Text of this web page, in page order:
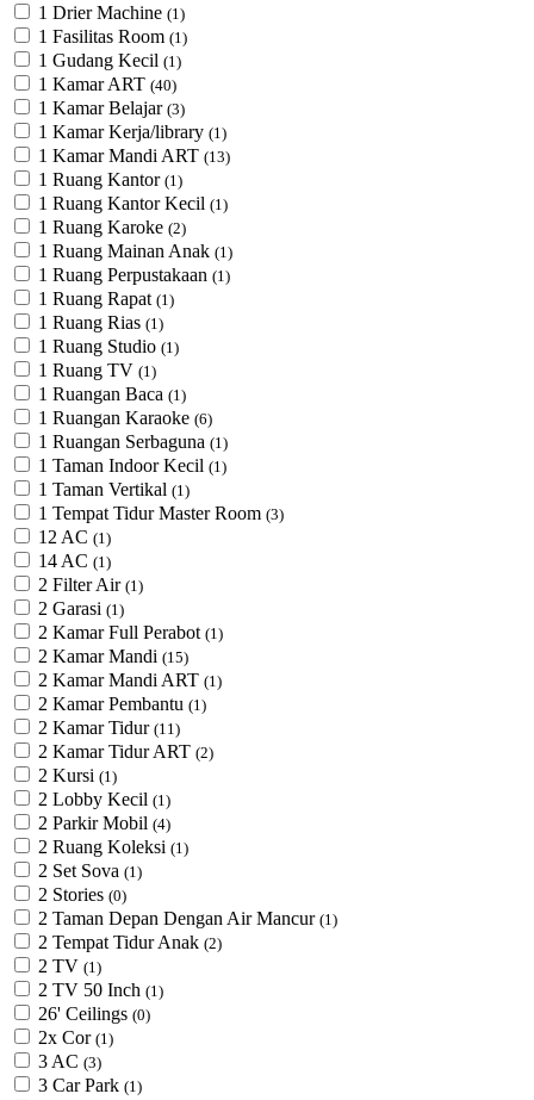
1 Drier Machine (1)
1 Fasilitas Room (1)
1 Gudang Kecil (1)
1 Kamar ART (40)
1 Kamar Belajar (3)
1 Kamar Kerja/library (1)
1 Kamar Mandi ART (13)
1 Ruang Kantor (1)
1 Ruang Kantor Kecil (1)
1 Ruang Karoke (2)
1 Ruang Mainan Anak (1)
1 Ruang Perpustakaan (1)
1 Ruang Rapat (1)
1 Ruang Rias (1)
1 Ruang Studio (1)
1 Ruang TV (1)
1 Ruangan Baca (1)
1 Ruangan Karaoke (6)
1 Ruangan Serbaguna (1)
1 Taman Indoor Kecil (1)
1 Taman Vertikal (1)
1 Tempat Tidur Master Room (3)
12 AC (1)
14 AC (1)
2 Filter Air (1)
2 Garasi (1)
2 Kamar Full Perabot (1)
2 Kamar Mandi (15)
2 Kamar Mandi ART (1)
2 Kamar Pembantu (1)
2 Kamar Tidur (11)
2 Kamar Tidur ART (2)
2 Kursi (1)
2 Lobby Kecil (1)
2 Parkir Mobil (4)
2 Ruang Koleksi (1)
2 Set Sova (1)
2 Stories (0)
2 Taman Depan Dengan Air Mancur (1)
2 Tempat Tidur Anak (2)
2 TV (1)
2 TV 50 Inch (1)
26' Ceilings (0)
2x Cor (1)
3 AC (3)
3 Car Park (1)